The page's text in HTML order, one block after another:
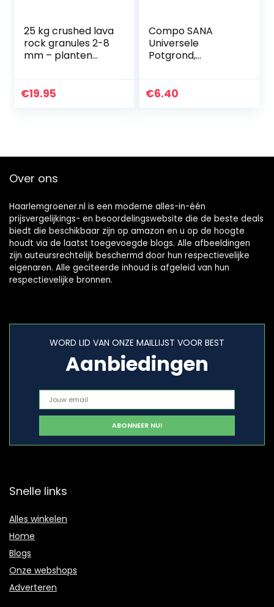
25 kg crushed lava
rock granules 2-8
mm – planten
€19.95
Compo SANA
Universele
Potgrond,
luchtig dankzij
€6.40
Over ons
Haarlemgroener.nl is een moderne alles-in-één
prijsvergelijkings- en beoordelingswebsite die de beste deals
biedt die beschikbaar zijn op amazon en u op de hoogte
houdt via de laatst toegevoegde blogs. Alle afbeeldingen
zijn auteursrechtelijk beschermd door hun respectievelijke
eigenaren. Alle geciteerde inhoud is afgeleid van hun
respectievelijke bronnen.
WORD LID VAN ONZE MAILLIJST VOOR BEST
Aanbiedingen
Snelle links
Alles winkelen
Home
Blogs
Onze webshops
Adverteren